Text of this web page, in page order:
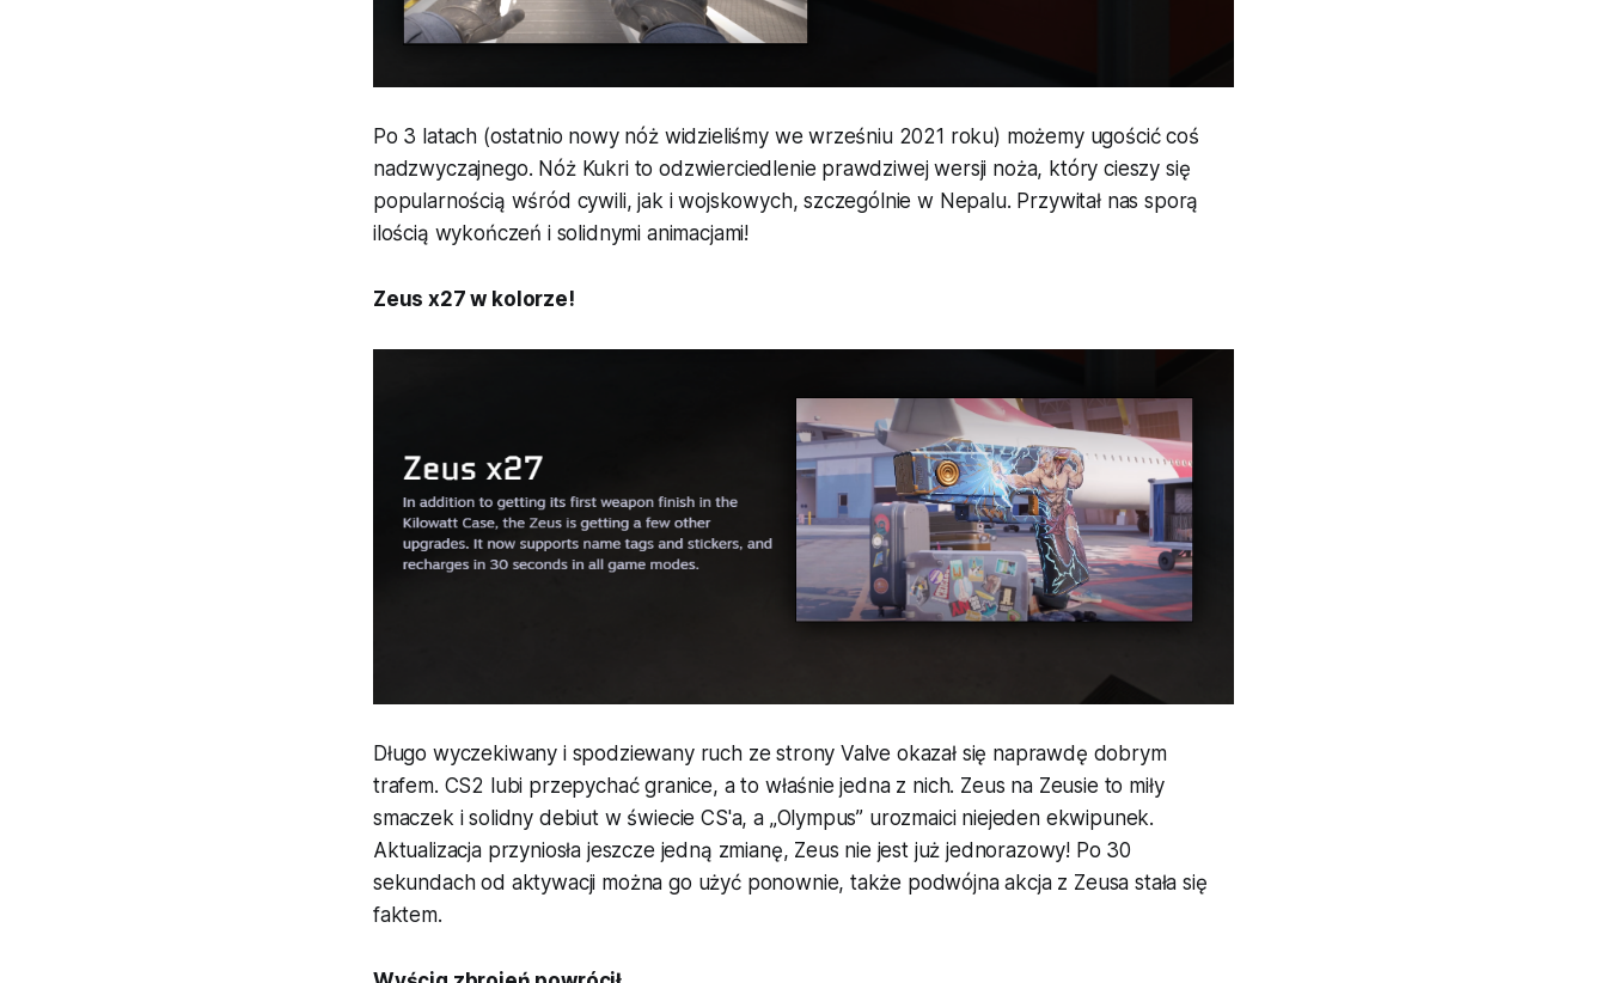
Po 3 latach (ostatnio nowy nóż widzieliśmy we wrześniu 2021 roku) możemy ugościć coś
nadzwyczajnego. Nóż Kukri to odzwierciedlenie prawdziwej wersji noża, który cieszy się
popularnością wśród cywili, jak i wojskowych, szczególnie w Nepalu. Przywitał nas sporą
ilością wykończeń i solidnymi animacjami!
Zeus x27 w kolorze!
Długo wyczekiwany i spodziewany ruch ze strony Valve okazał się naprawdę dobrym
trafem. CS2 lubi przepychać granice, a to właśnie jedna z nich. Zeus na Zeusie to miły
smaczek i solidny debiut w świecie CS'a, a „Olympus” urozmaici niejeden ekwipunek.
Aktualizacja przyniosła jeszcze jedną zmianę, Zeus nie jest już jednorazowy! Po 30
sekundach od aktywacji można go użyć ponownie, także podwójna akcja z Zeusa stała się
faktem.